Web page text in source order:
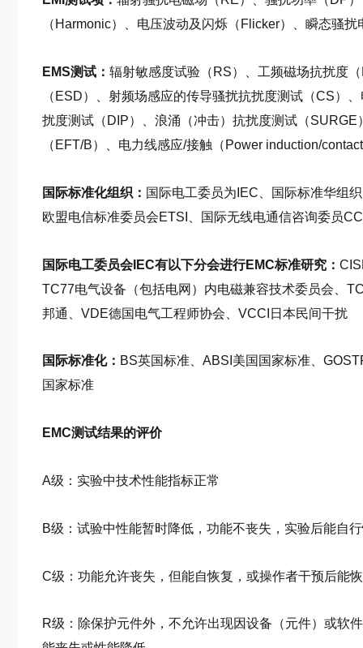
（Harmonic）、电压波动及闪烁（Flicker）、瞬态骚
EMS测试：辐射敏感度试验（RS）、工频磁场抗扰度
（ESD）、射频场感应的传导骚扰抗扰度测试（CS）
扰度测试（DIP）、浪涌（冲击）抗扰度测试（
（EFT/B）、电力线感应/接触（Power induction/
国际标准化组织： 国际电工委员为IEC、国际标准华组
欧盟电信标准委员会ETSI、国际无线电通信咨询委员
国际电工委员会IEC有以下分会进行EMC标准研究：
TC77电气设备（包括电网）内电磁兼容技术委员会、
邦通、VDE德国电气工程师协会、VCCI日本民间干扰
国际标准化： BS英国标准、ABSI美国国家标准、
国家标准
EMC测试结果的评价
A级：实验中技术性能指标正常
B级：试验中性能暂时降低，功能不丧失，实验后能自
C级：功能允许丧失，但能自恢复，或操作者干预后能
R级：除保护元件外，不允许出现因设备（元件）或软